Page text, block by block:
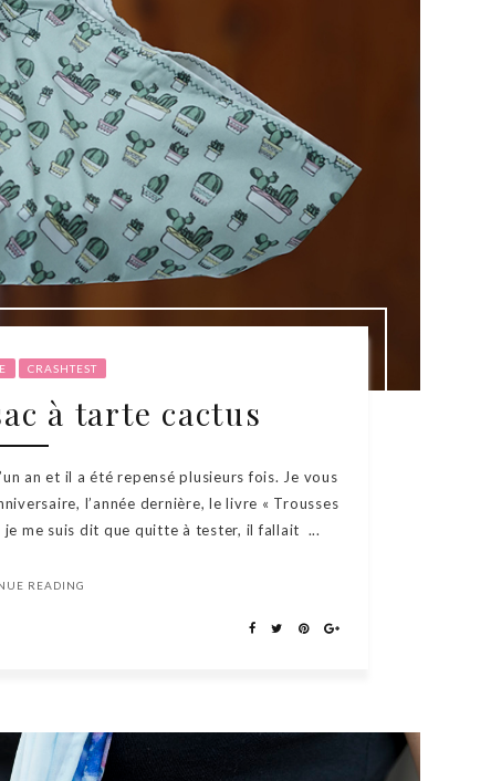
CRASHTEST
à tarte cactus
an et il a été repensé plusieurs fois. Je vous
l’année dernière, le livre « Trousses
je me suis dit que quitte à tester, il fallait ...
READING